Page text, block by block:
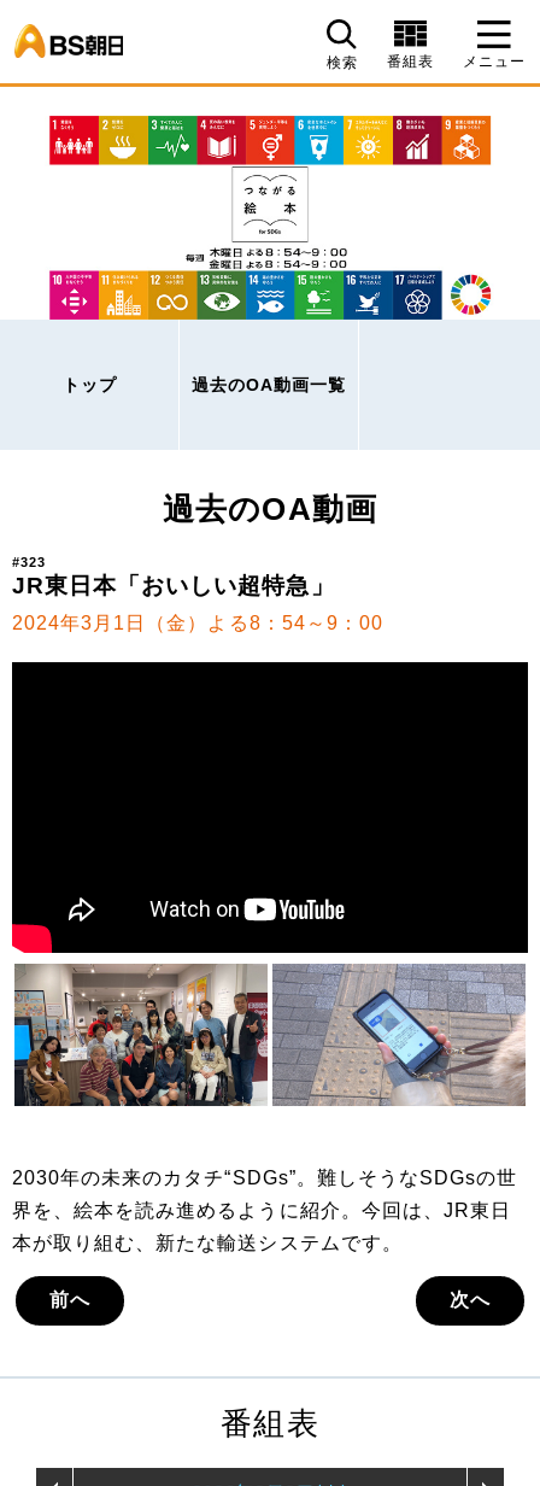
検索 番組表 メニュー
トップ 過去のOA動画一覧
過去のOA動画
#323
JR東日本「おいしい超特急」
2024年3月1日（金）よる8：54～9：00
2030年の未来のカタチ“SDGs”。難しそうなSDGsの世
界を、絵本を読み進めるように紹介。今回は、JR東日
本が取り組む、新たな輸送システムです。
前へ 次へ
番組表